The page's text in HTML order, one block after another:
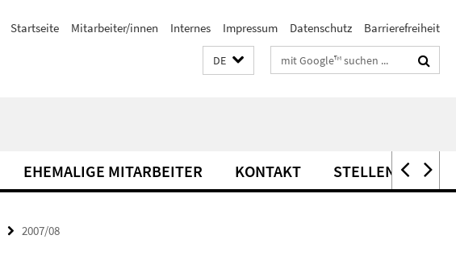
Startseite Mitarbeiter/innen Internes Impressum Datenschutz Barrierefreiheit
DE Suchbegriffe
EHEMALIGE MITARBEITER KONTAKT
2007/08